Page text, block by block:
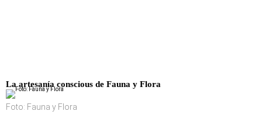
La artesanía conscious de Fauna y Flora
Foto: Fauna y Flora